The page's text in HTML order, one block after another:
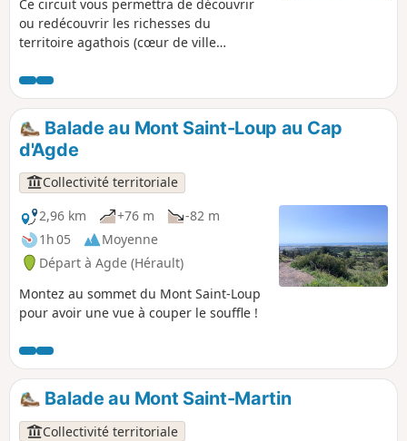
Ce circuit vous permettra de découvrir
ou redécouvrir les richesses du
territoire agathois (cœur de ville
plaisance, falaises, Mont Saint Martin et
Mont Saint Loup, Réserve naturelle du
Bagnas, Canal du Midi...) Il est sans
grande difficulté hormis la distance et
peut être parcouru en plusieurs jours
(voir les informations pratiques).
Balade au Mont Saint-Loup au Cap
d'Agde
Collectivité territoriale
2,96 km
+76 m
-82 m
1h 05
Moyenne
Départ à Agde (Hérault)
Montez au sommet du Mont Saint-Loup
pour avoir une vue à couper le souffle !
Balade au Mont Saint-Martin
Collectivité territoriale